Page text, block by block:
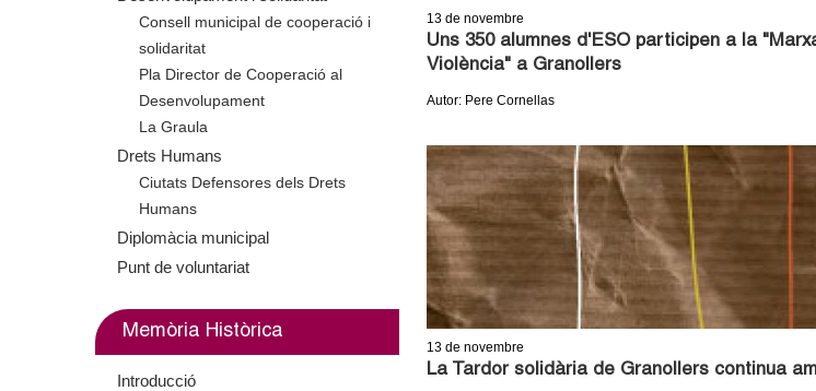
n
13 de novembre
Uns 350 alumnes d'ESO participen a la
Violència" a Granollers
Autor: Pere Cornellas
13 de novembre
La Tardor solidària de Granollers continua
Consell municipal de cooperació i
solidaritat
Pla Director de Cooperació al
Desenvolupament
La Graula
Drets Humans
Ciutats Defensores dels Drets
Humans
Diplomàcia municipal
Punt de voluntariat
Memòria Històrica
Introducció